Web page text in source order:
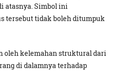
atasnya. Simbol ini
tersebut tidak boleh ditumpuk
oleh kelemahan struktural dari
di dalamnya terhadap